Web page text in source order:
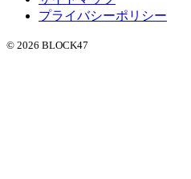
プライバシーポリシー
© 2026 BLOCK47